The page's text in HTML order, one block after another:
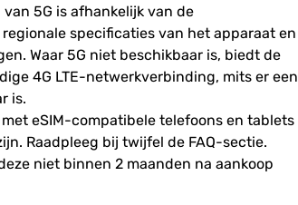
5G is afhankelijk van de
specificaties van het apparaat en
Waar 5G niet beschikbaar is, biedt de
4G LTE-netwerkverbinding, mits er een
is.
eSIM-compatibele telefoons en tablets
Raadpleeg bij twijfel de FAQ-sectie.
niet binnen 2 maanden na aankoop